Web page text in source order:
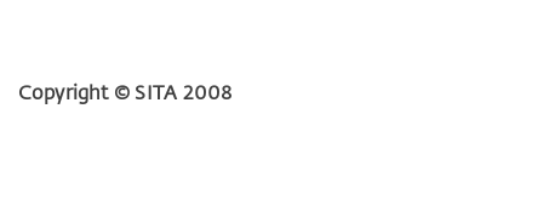
Copyright © SITA 2008